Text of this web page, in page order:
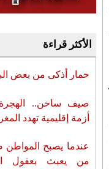
الأكثر قراءة
حمار أذكى من بعض
صيف ساخن.. الهجرة
أزمة إقليمية تهدد
عندما يصبح المواطن
من يعبث بعقول